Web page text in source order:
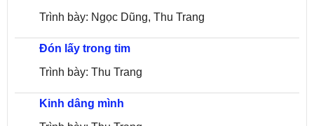
Trình bày: Ngọc Dũng, Thu Trang
Đón lấy trong tim
Trình bày: Thu Trang
Kinh dâng mình